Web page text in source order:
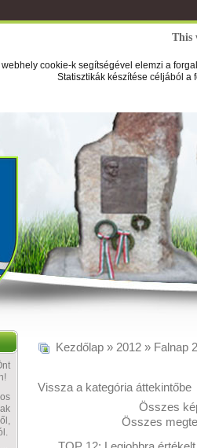
This
webhely cookie-k segítségével elemzi a
Statisztikák készítése céljából a
Kezdőlap » 2012 » Falnap
Vissza a kategória áttekintőbe
Összes
Összes